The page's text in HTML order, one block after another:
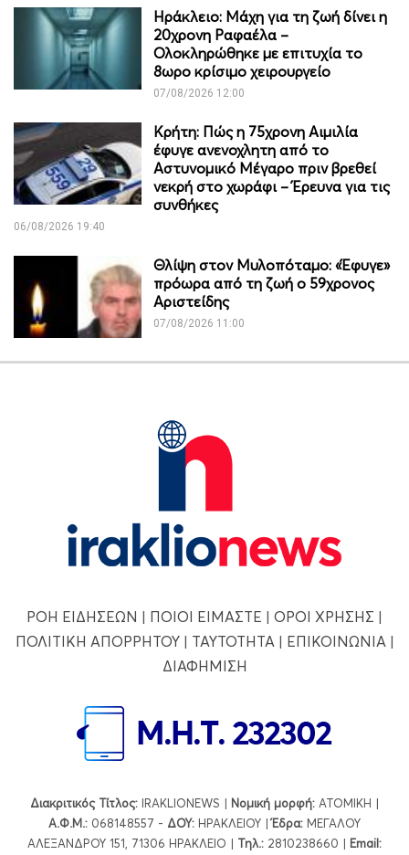
Ηράκλειο: Μάχη για τη ζωή δίνει η
20χρονη Ραφαέλα –
Ολοκληρώθηκε με επιτυχία το
8ωρο κρίσιμο χειρουργείο
07/08/2026 12:00
Κρήτη: Πώς η 75χρονη Αιμιλία
έφυγε ανενοχλητη από το
Αστυνομικό Μέγαρο πριν βρεθεί
νεκρή στο χωράφι – Έρευνα για τις
συνθήκες
06/08/2026 19:40
Θλίψη στον Μυλοπόταμο: «Έφυγε»
πρόωρα από τη ζωή ο 59χρονος
Αριστείδης
07/08/2026 11:00
ΡΟΗ ΕΙΔΗΣΕΩΝ | ΠΟΙΟΙ ΕΙΜΑΣΤΕ | ΟΡΟΙ ΧΡΗΣΗΣ |
ΠΟΛΙΤΙΚΗ ΑΠΟΡΡΗΤΟΥ| ΤΑΥΤΟΤΗΤΑ| ΕΠΙΚΟΙΝΩΝΙΑ|
ΔΙΑΦΗΜΙΣΗ
Διακριτικός Τίτλος: IRAKLIONEWS | Νομική μορφή: ΑΤΟΜΙΚΗ |
Α.Φ.Μ.: 068148557 - ΔΟΥ: ΗΡΑΚΛΕΙΟΥ |Έδρα: ΜΕΓΑΛΟΥ
ΑΛΕΞΑΝΔΡΟΥ 151, 71306 ΗΡΑΚΛΕΙΟ | Τηλ.: 2810238660 | Εmail: